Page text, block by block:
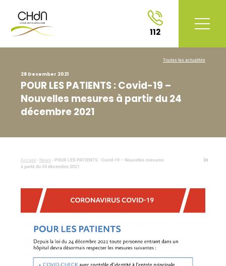
112
28 December 2021
POUR LES PATIENTS : Covid-19 –
Nouvelles mesures à partir du 24
décembre 2021
Toutes les actualités
Accueil › News › POUR LES PATIENTS : Covid-19 – Nouvelles mesures
à partir du 24 décembre 2021